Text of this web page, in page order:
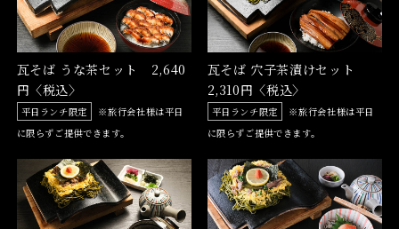
瓦そば うな茶セット 2,640
円〈税込〉
平日ランチ限定
※旅行会社様は平日
に限らずご提供できます。
瓦そば 穴子茶漬けセット
2,310円〈税込〉
平日ランチ限定
※旅行会社様は平日
に限らずご提供できます。